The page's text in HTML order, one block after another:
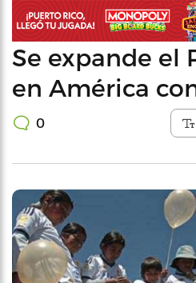
Se expande el
en América
0